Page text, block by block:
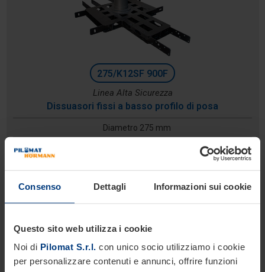
Consenso Dettagli Informazioni sui cookie
Questo sito web utilizza i cookie
Noi di Pilomat S.r.l. con unico socio utilizziamo i cookie
per personalizzare contenuti e annunci, offrire funzioni
275/K12SF 900F
Linea Alta Sicurezza
Dissuasori fissi a basso profilo di posa
Diametro 275 mm
pavimentazione)